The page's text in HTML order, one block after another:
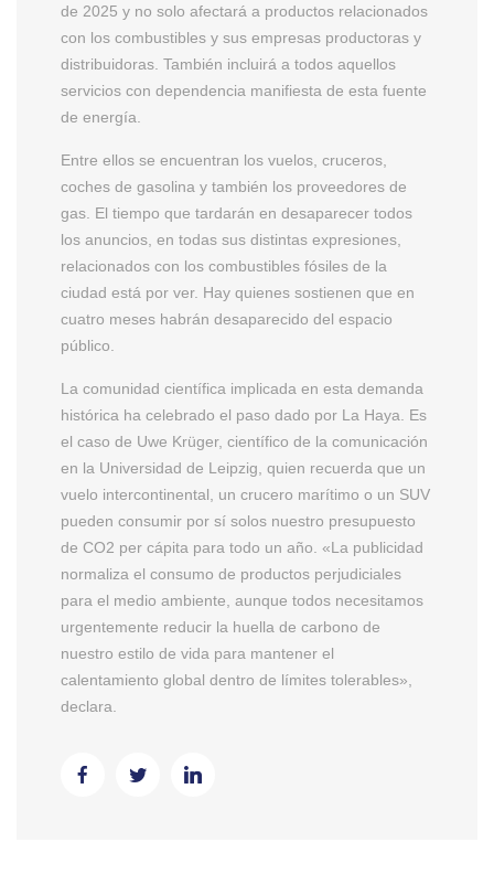
de 2025 y no solo afectará a productos relacionados
con los combustibles y sus empresas productoras y
distribuidoras. También incluirá a todos aquellos
servicios con dependencia manifiesta de esta fuente
de energía.
Entre ellos se encuentran los vuelos, cruceros,
coches de gasolina y también los proveedores de
gas. El tiempo que tardarán en desaparecer todos
los anuncios, en todas sus distintas expresiones,
relacionados con los combustibles fósiles de la
ciudad está por ver. Hay quienes sostienen que en
cuatro meses habrán desaparecido del espacio
público.
La comunidad científica implicada en esta demanda
histórica ha celebrado el paso dado por La Haya. Es
el caso de Uwe Krüger, científico de la comunicación
en la Universidad de Leipzig, quien recuerda que un
vuelo intercontinental, un crucero marítimo o un SUV
pueden consumir por sí solos nuestro presupuesto
de CO2 per cápita para todo un año. «La publicidad
normaliza el consumo de productos perjudiciales
para el medio ambiente, aunque todos necesitamos
urgentemente reducir la huella de carbono de
nuestro estilo de vida para mantener el
calentamiento global dentro de límites tolerables»,
declara.